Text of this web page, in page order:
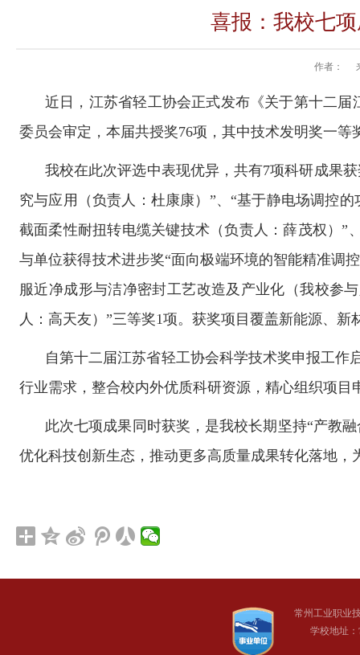
喜报：我校七
作者：
近日，江苏省轻工协会正式发布《关于第十二
委员会审定，本届共授奖76项，其中技术发明奖一
我校在此次评选中表现优异，共有7项科研成果
究与应用（负责人：杜康康）”、“基于静电场调控
截面柔性耐扭转电缆关键技术（负责人：薛茂权 ）”
与单位获得技术进步奖“面向极端环境的智能精准调
服近净成形与洁净密封工艺改造及产业化（我校参
人：高天友） ”三等奖1项。获奖项目覆盖新能源、
自第十二届江苏省轻工协会科学技术奖申报工
行业需求，整合校内外优质科研资源，精心组织项
此次七项成果同时获奖，是我校长期坚持“产教
优化科技创新生态，推动更多高质量成果转化落地
常州工业职业
学校地址